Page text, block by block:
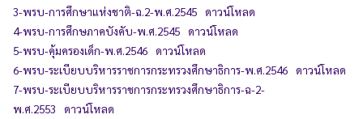
3-พรบ-การศึกษาแห่งชาติ-ฉ.2-พ.ศ.2545 ดาวน์โหลด
4-พรบ-การศึกษภาคบังคับ-พ.ศ.2545 ดาวน์โหลด
5-พรบ-คุ้มครองเด็ก-พ.ศ.2546 ดาวน์โหลด
6-พรบ-ระเบียบบริหารราชการกระทรวงศึกษาธิการ-พ.ศ.2546 ดาวน์โหลด
7-พรบ-ระเบียบบริหารราชการกระทรวงศึกษาธิการ-ฉ-2-
พ.ศ.2553
ดาวน์โหลด